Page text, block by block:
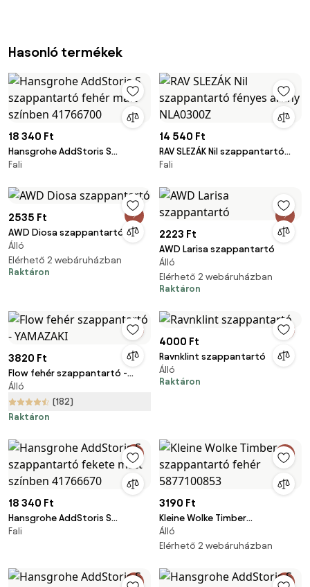
Hasonló termékek
18 340 Ft
Hansgrohe AddStoris S
szappantartó fehér matt
Fali
14 540 Ft
RAV SLEZÁK Nil szappantartó
fényes arany NLA0300Z
Fali
2535 Ft
AWD Diosa szappantartó
Álló
Elérhető 2 webáruházban
Raktáron
2223 Ft
AWD Larisa szappantartó
Álló
Elérhető 2 webáruházban
Raktáron
3820 Ft
Flow fehér szappantartó -
YAMAZAKI
Álló
(182)
Raktáron
4000 Ft
Ravnklint szappantartó
Álló
Raktáron
18 340 Ft
Hansgrohe AddStoris S
szappantartó fekete matt
Fali
3190 Ft
Kleine Wolke Timber
szappantartó fehér
5877100853
Álló
Elérhető 2 webáruházban